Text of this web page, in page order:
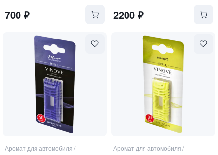
700 ₽ 2200₽
Аромат для автомобиля / Аромат для автомобиля /